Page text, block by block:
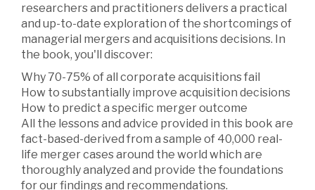
researchers and practitioners delivers a practical
and up-to-date exploration of the shortcomings of
managerial mergers and acquisitions decisions. In
the book, you'll discover:
Why 70-75% of all corporate acquisitions fail
How to substantially improve acquisition decisions
How to predict a specific merger outcome
All the lessons and advice provided in this book are
fact-based-derived from a sample of 40,000 real-
life merger cases around the world which are
thoroughly analyzed and provide the foundations
for our findings and recommendations.